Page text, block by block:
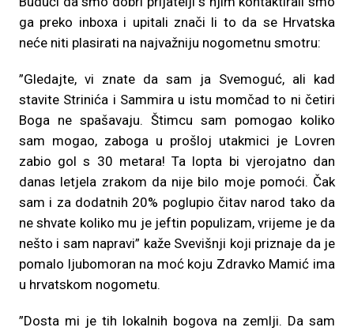
ga preko inboxa i upitali znači li to da se Hrvatska
neće niti plasirati na najvažniju nogometnu smotru:
”Gledajte, vi znate da sam ja Svemoguć, ali kad
stavite Strinića i Sammira u istu momčad to ni četiri
Boga ne spašavaju. Štimcu sam pomogao koliko
sam mogao, zaboga u prošloj utakmici je Lovren
zabio gol s 30 metara! Ta lopta bi vjerojatno dan
danas letjela zrakom da nije bilo moje pomoći. Čak
sam i za dodatnih 20% poglupio čitav narod tako da
ne shvate koliko mu je jeftin populizam, vrijeme je da
nešto i sam napravi” kaže Svevišnji koji priznaje da je
pomalo ljubomoran na moć koju Zdravko Mamić ima
u hrvatskom nogometu.
”Dosta mi je tih lokalnih bogova na zemlji. Da sam